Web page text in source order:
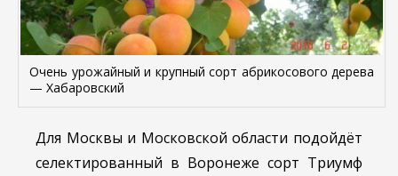
Очень урожайный и крупный сорт абрикосового дерева
— Хабаровский
Для Москвы и Московской области подойдёт
селектированный в Воронеже сорт Триумф